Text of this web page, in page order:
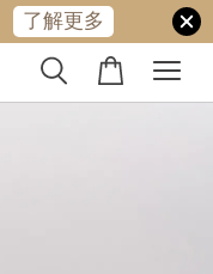
了解更多